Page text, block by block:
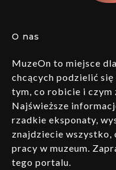
O nas
MuzeOn to miejsce
chcących podzielić się
tym, co robicie i czym
Najświeższe
rzadkie eksponaty,
znajdziecie wszystko,
pracy w muzeum.
tego portalu.